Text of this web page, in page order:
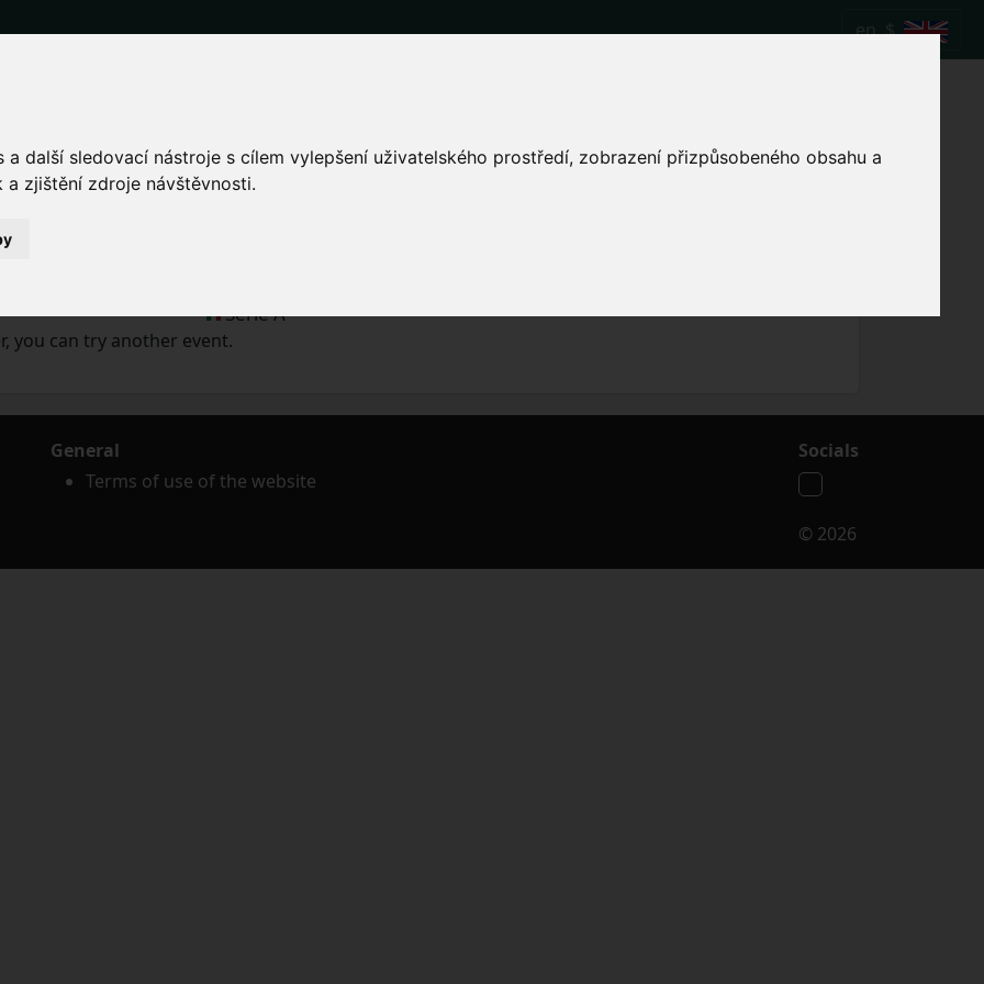
další sledovací nástroje s cílem vylepšení uživatelského prostředí, zobrazení přizpůsobeného obsahu a
zjištění zdroje návštěvnosti.
en $
the Monza vs Bologna football match.
Serie A
you can try another event.
General
Terms of use of the website
Socials
© 2026